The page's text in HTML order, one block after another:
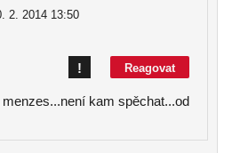
2. 2014 13:50
Reagovat
!
kam spěchat...od